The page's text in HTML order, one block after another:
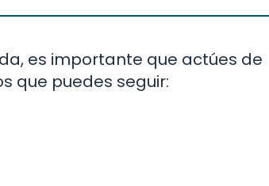
es importante que actúes de
que puedes seguir: